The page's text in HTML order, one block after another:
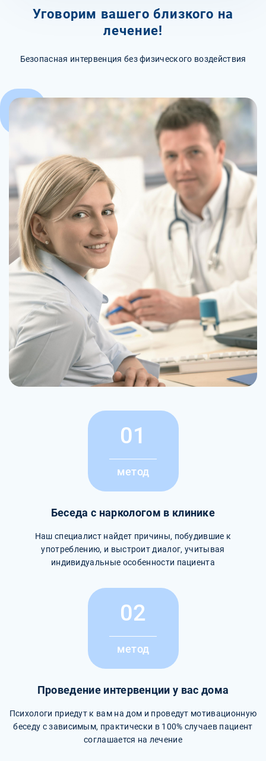
Уговорим вашего близкого на
лечение!
Безопасная интервенция без физического воздействия
01
метод
Беседа с наркологом в клинике
Наш специалист найдет причины, побудившие к
употреблению, и выстроит диалог, учитывая
индивидуальные особенности пациента
02
метод
Проведение интервенции у вас дома
Психологи приедут к вам на дом и проведут мотивационную
беседу с зависимым, практически в 100% случаев пациент
соглашается на лечение